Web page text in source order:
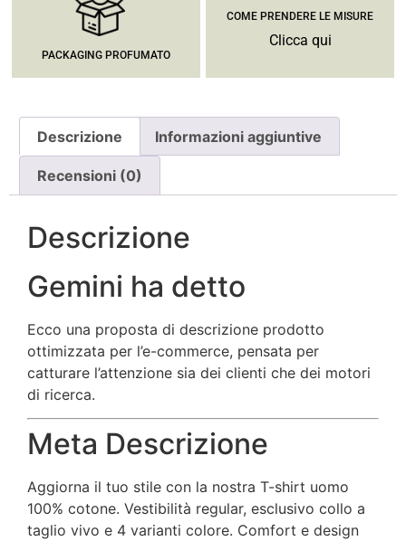
PACKAGING PROFUMATO
COME PRENDERE LE MISURE
Clicca qui
Descrizione Informazioni aggiuntive
Recensioni (0)
Descrizione
Gemini ha detto
Ecco una proposta di descrizione prodotto
ottimizzata per l’e-commerce, pensata per
catturare l’attenzione sia dei clienti che dei motori
di ricerca.
Meta Descrizione
Aggiorna il tuo stile con la nostra T-shirt uomo
100% cotone. Vestibilità regular, esclusivo collo a
taglio vivo e 4 varianti colore. Comfort e design